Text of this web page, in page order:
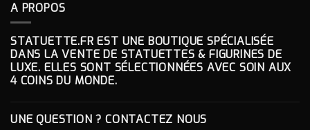
A PROPOS
STATUETTE.FR EST UNE BOUTIQUE SPÉCIALISÉE
DANS LA VENTE DE STATUETTES & FIGURINES DE
LUXE. ELLES SONT SÉLECTIONNÉES AVEC SOIN AUX
4 COINS DU MONDE.
UNE QUESTION ? CONTACTEZ NOUS